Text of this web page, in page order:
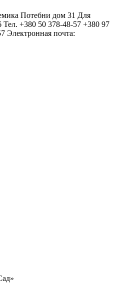
Потебни дом 31 Для
+380 50 378-48-57 +380 97
Электронная почта: